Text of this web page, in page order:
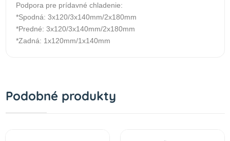
Podpora pre prídavné chladenie:
*Spodná: 3x120/3x140mm/2x180mm
*Predné: 3x120/3x140mm/2x180mm
*Zadná: 1x120mm/1x140mm
Podobné produkty